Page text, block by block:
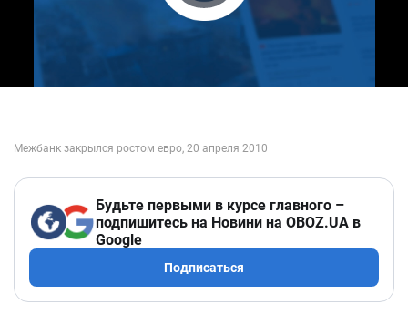
Будьте первыми в курсе главного –
подпишитесь на Новини на OBOZ.UA в
Google
Подписаться